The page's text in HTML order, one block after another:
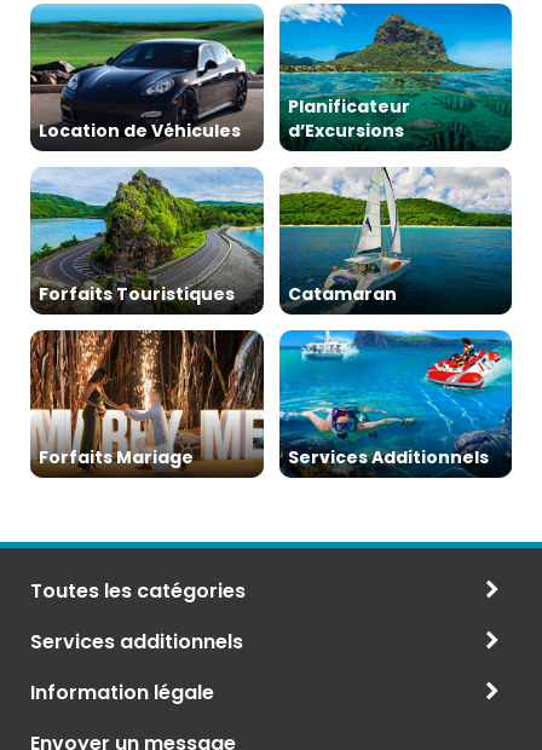
Location de Véhicules
Planificateur
d’Excursions
Forfaits Touristiques Catamaran
Forfaits Mariage Services Additionnels
Toutes les catégories
Services additionnels
Information légale
Envoyer un message